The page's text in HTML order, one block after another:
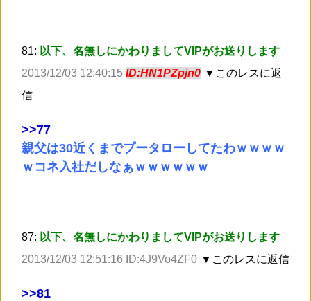
81: 以下、名無しにかわりましてVIPがお送りします
2013/12/03 12:40:15 ID:HN1PZpjn0 ▼このレスに返
信
>>77
親父は30近くまでプータローしてたわｗｗｗｗ
ｗコネ入社だしなぁｗｗｗｗｗｗ
87: 以下、名無しにかわりましてVIPがお送りします
2013/12/03 12:51:16 ID:4J9Vo4ZF0 ▼このレスに返信
>>81